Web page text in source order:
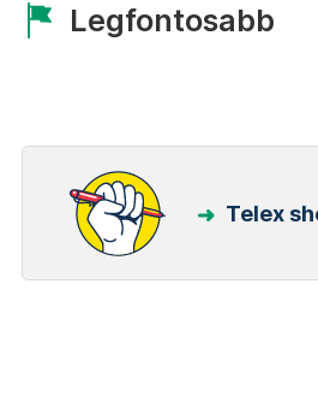
Legfontosabb
Telex